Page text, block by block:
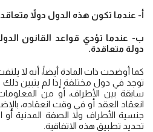
أ- عندما تكون هذه الدول دولاً
ب- عندما تؤدي قواعد القانون
دولة متعاقدة.
كما أوضحت ذات المادة أيضاً، أنه لا
توجد في دول مختلفة إذا لم يتبين
سابقة بين الأطراف، أو من
انعقاد العقد أو في وقت انعقاده،
جنسية الأطراف ولا الصفة المدنية أو
تحديد تطبيق هذه الاتفاقية.